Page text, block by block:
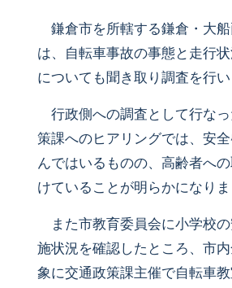
鎌倉市を所轄する鎌倉・大
は、自転車事故の事態と走行
についても聞き取り調査を行い
行政側への調査として行な
策課へのヒアリングでは、安
んではいるものの、高齢者へ
けていることが明らかになりま
また市教育委員会に小学校
施状況を確認したところ、市
象に交通政策課主催で自転車